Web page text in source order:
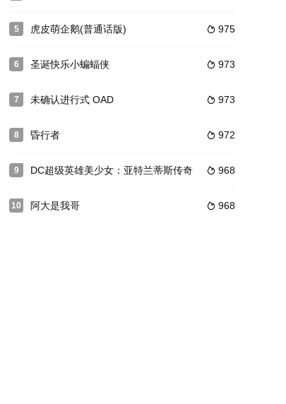
称「はぐれ組」に、きわめつけ
面ライダービルド」の続編となるVシネマ。テレビシリーズでは
述了无良商人万老板要侵吞富饶的
遗产乘坐远洋轮船来到喧嚣的纽约。在火车上他们偶遇了一个不会
5  975
虎皮萌企鹅(普通话版)
6  973
圣诞快乐小蝙蝠侠
7  973
未确认进行式 OAD
8  972
昏行者
9  968
DC超级英雄美少女：亚特兰蒂斯传奇
10  968
阿大是我哥